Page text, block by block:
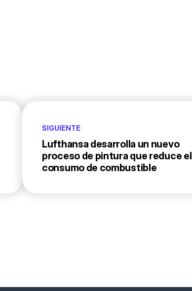
SIGUIENTE
Lufthansa desarrolla un nuevo
proceso de pintura que reduce el
consumo de combustible